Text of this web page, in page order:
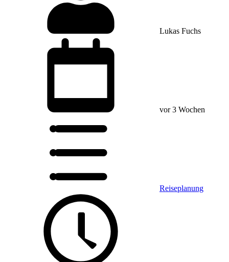
Lukas Fuchs
vor 3 Wochen
Reiseplanung